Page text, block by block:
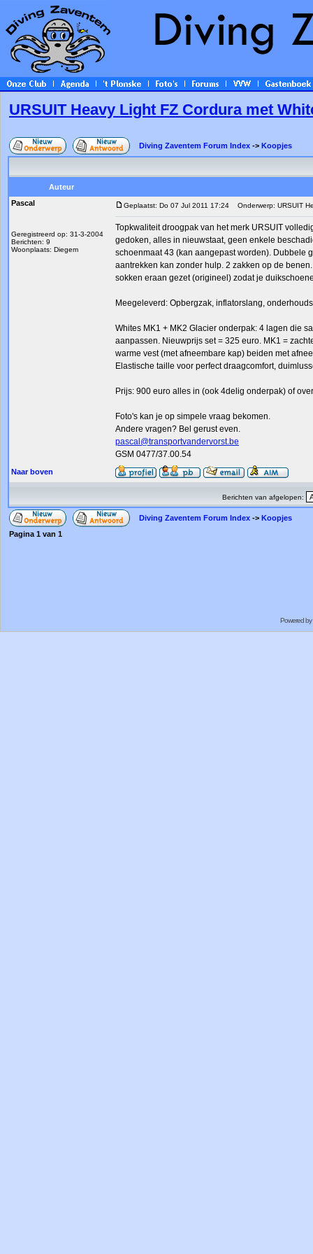
URSUIT Heavy Light FZ Cordura met
Diving Zaventem Forum Index -> Koopjes
Auteur
Pascal
Geregistreerd op: 31-3-2004
Berichten: 9
Woonplaats: Diegem
Geplaatst: Do 07 Jul 2011 17:24 Onderwerp: URSUIT
Topkwaliteit droogpak van het merk URSUIT
gedoken, alles in nieuwstaat, geen enkele
schoenmaat 43 (kan aangepast worden). Dubbele
aantrekken kan zonder hulp. 2 zakken op de
sokken eraan gezet (origineel) zodat je
Meegeleverd: Opbergzak, inflatorslang,
Whites MK1 + MK2 Glacier onderpak: 4 lagen die
aanpassen. Nieuwprijs set = 325 euro. MK1 =
warme vest (met afneembare kap) beiden met
Elastische taille voor perfect draagcomfort,
Prijs: 900 euro alles in (ook 4delig onderpak) of
Foto's kan je op simpele vraag bekomen.
Andere vragen? Bel gerust even.
pascal@transportvandervorst.be
GSM 0477/37.00.54
Naar boven
Berichten van afgelopen:
Diving Zaventem Forum Index -> Koopjes
Pagina 1 van 1
Powered by